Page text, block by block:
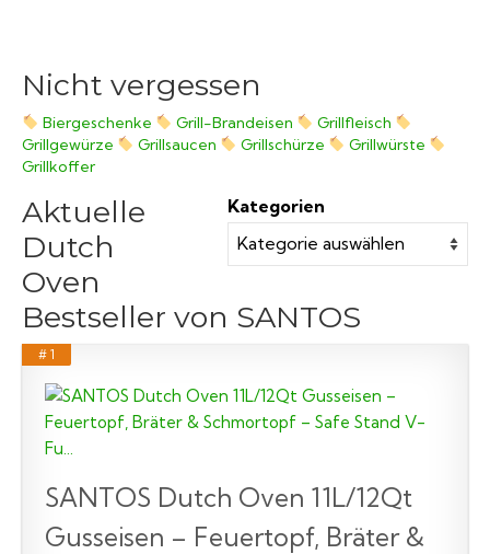
Nicht vergessen
Biergeschenke Grill-Brandeisen
Grillfleisch
Grillgewürze
Grillsaucen Grillschürze
Grillwürste
Grillkoffer
Kategorien
Aktuelle
Dutch
Oven
Bestseller von SANTOS
# 1
SANTOS Dutch Oven 11L/12Qt
Gusseisen – Feuertopf, Bräter &